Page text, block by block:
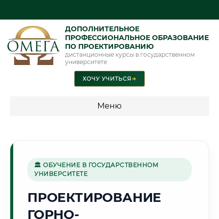
ДОПОЛНИТЕЛЬНОЕ
ПРОФЕССИОНАЛЬНОЕ ОБРАЗОВАНИЕ
ПО ПРОЕКТИРОВАНИЮ
дистанционные курсы в государственном
университете
ХОЧУ УЧИТЬСЯ➜
Меню
⛏️
🏛 ОБУЧЕНИЕ В ГОСУДАРСТВЕННОМ
УНИВЕРСИТЕТЕ
ПРОЕКТИРОВАНИЕ
ГОРНО-